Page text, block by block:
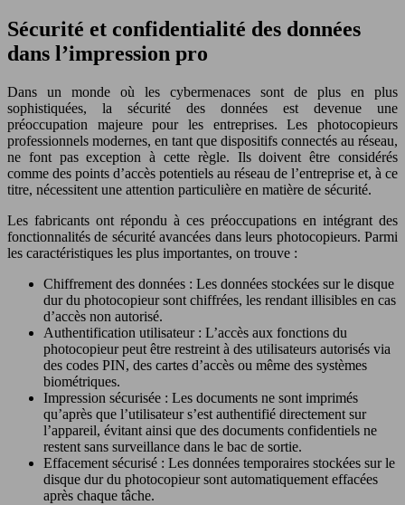
Sécurité et confidentialité des données
dans l’impression pro
Dans un monde où les cybermenaces sont de plus en plus
sophistiquées, la sécurité des données est devenue une
préoccupation majeure pour les entreprises. Les photocopieurs
professionnels modernes, en tant que dispositifs connectés au réseau,
ne font pas exception à cette règle. Ils doivent être considérés
comme des points d’accès potentiels au réseau de l’entreprise et, à ce
titre, nécessitent une attention particulière en matière de sécurité.
Les fabricants ont répondu à ces préoccupations en intégrant des
fonctionnalités de sécurité avancées dans leurs photocopieurs. Parmi
les caractéristiques les plus importantes, on trouve :
Chiffrement des données : Les données stockées sur le disque
dur du photocopieur sont chiffrées, les rendant illisibles en cas
d’accès non autorisé.
Authentification utilisateur : L’accès aux fonctions du
photocopieur peut être restreint à des utilisateurs autorisés via
des codes PIN, des cartes d’accès ou même des systèmes
biométriques.
Impression sécurisée : Les documents ne sont imprimés
qu’après que l’utilisateur s’est authentifié directement sur
l’appareil, évitant ainsi que des documents confidentiels ne
restent sans surveillance dans le bac de sortie.
Effacement sécurisé : Les données temporaires stockées sur le
disque dur du photocopieur sont automatiquement effacées
après chaque tâche.